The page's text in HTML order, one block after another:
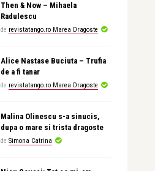
Then & Now – Mihaela
Radulescu
de revistatango.ro Marea Dragoste
Alice Nastase Buciuta – Trufia
de a fi tanar
de revistatango.ro Marea Dragoste
Malina Olinescu s-a sinucis,
dupa o mare si trista dragoste
de Simona Catrina